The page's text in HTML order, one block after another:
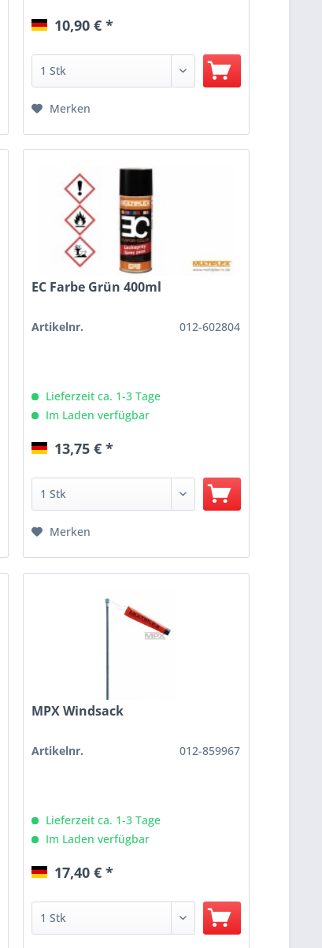
10,90 € *
Merken
EC Farbe Grün 400ml
Artikelnr. 012-602804
Lieferzeit ca. 1-3 Tage
Im Laden verfügbar
13,75 € *
Merken
MPX Windsack
Artikelnr. 012-859967
Lieferzeit ca. 1-3 Tage
Im Laden verfügbar
17,40 € *